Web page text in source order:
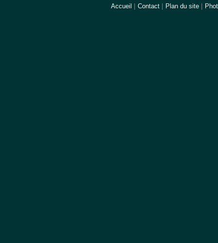
Accueil | Contact | Plan du site |